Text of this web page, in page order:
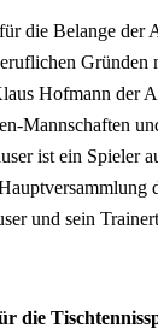
die Belange der
Gründen
Hofmann der
Mannschaften
ist ein Spieler
und sein
die